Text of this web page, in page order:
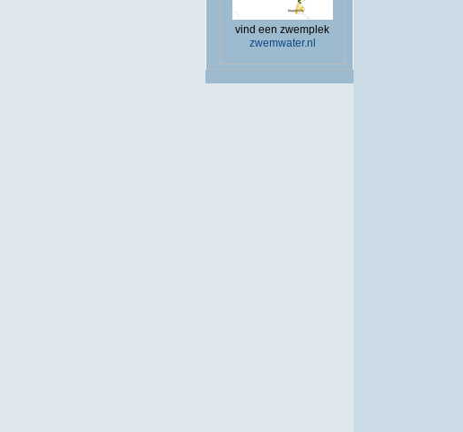
vind een zwemplek
zwemwater.nl